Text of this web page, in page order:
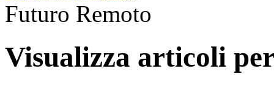
Futuro Remoto
Visualizza articoli